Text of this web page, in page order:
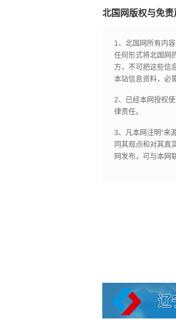
北国网版权与免责
1、北国网所有内
任何形式将北国网
方，不可把这些信
本站信息资料，必
2、已经本网授权
律责任。
3、凡本网注明“来
同其观点和对其真
网发布，可与本网